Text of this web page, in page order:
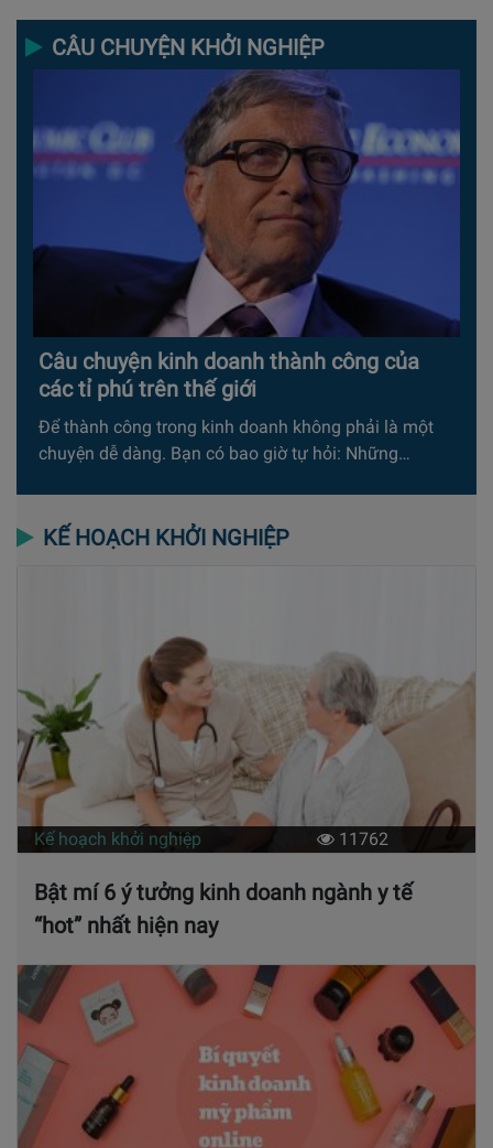
CÂU CHUYỆN KHỞI NGHIỆP
Câu chuyện kinh doanh thành công của
các tỉ phú trên thế giới
Để thành công trong kinh doanh không phải là một
chuyện dễ dàng. Bạn có bao giờ tự hỏi: Những…
KẾ HOẠCH KHỞI NGHIỆP
Kế hoạch khởi nghiệp 11762
Bật mí 6 ý tưởng kinh doanh ngành y tế
“hot” nhất hiện nay